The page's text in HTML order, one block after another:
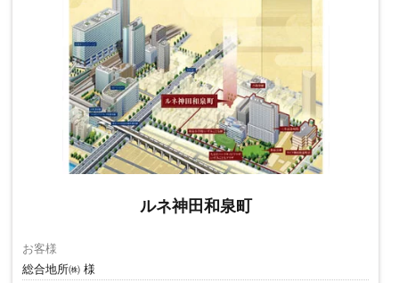
ルネ神田和泉町
お客様
総合地所㈱ 様